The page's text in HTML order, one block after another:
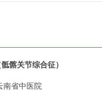
髂关节综合征）
南省中医院